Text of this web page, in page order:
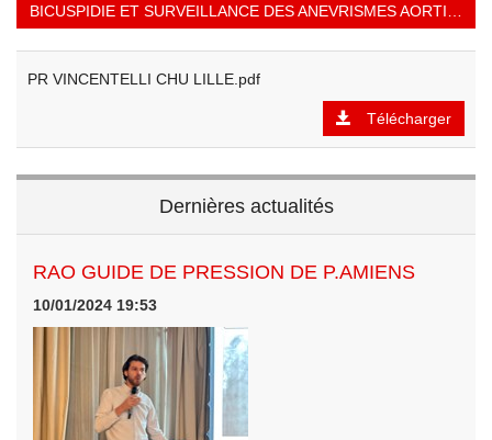
PR VINCENTELLI CHU LILLE.pdf
Télécharger
Dernières actualités
RAO GUIDE DE PRESSION DE P.AMIENS
10/01/2024 19:53